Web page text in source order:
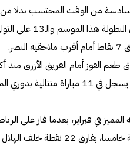
من الوقت المحتسب بدلا من
أمام الفريق الأزرق منذ أكثر من
وأصبح ميتروفيتش ثاني لاعب في تاريخ الهلال يسجل
المميز في فبراير، بعدما فاز على